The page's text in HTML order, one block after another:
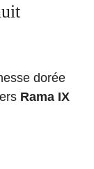
dorée
Rama IX